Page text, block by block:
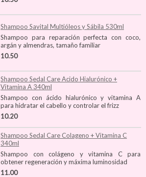
Shampoo Savital Multióleos y Sábila 530ml
Shampoo para reparación perfecta con coco,
argán y almendras, tamaño familiar
10.50
Shampoo Sedal Care Acido Hialurónico +
Vitamina A 340ml
Shampoo con ácido hialurónico y vitamina A
para hidratar el cabello y controlar el frizz
10.20
Shampoo Sedal Care Colageno + Vitamina C
340ml
Shampoo con colágeno y vitamina C para
obtener regeneración y máxima luminosidad
11.00